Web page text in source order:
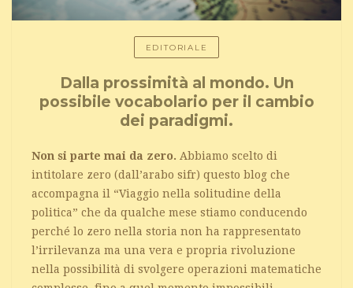
EDITORIALE
Dalla prossimità al mondo. Un
possibile vocabolario per il cambio
dei paradigmi.
Non si parte mai da zero. Abbiamo scelto di
intitolare zero (dall’arabo sifr) questo blog che
accompagna il “Viaggio nella solitudine della
politica” che da qualche mese stiamo conducendo
perché lo zero nella storia non ha rappresentato
l’irrilevanza ma una vera e propria rivoluzione
nella possibilità di svolgere operazioni matematiche